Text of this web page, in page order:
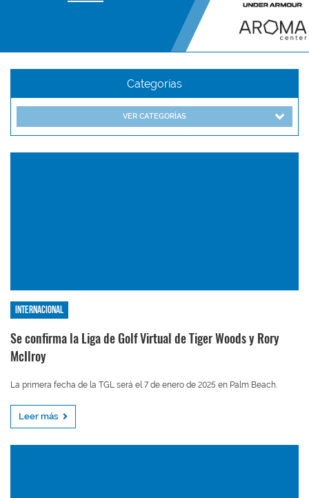
Categorías
VER CATEGORÍAS
Internacional
Se confirma la Liga de Golf Virtual de Tiger Woods y Rory
McIlroy
La primera fecha de la TGL será el 7 de enero de 2025 en Palm Beach.
Leer más